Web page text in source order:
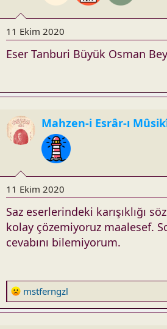
11 Ekim 2020
Eser Tanburi Büyük Osman
Mahzen-i Esrâr-ı
11 Ekim 2020
Saz eserlerindeki karışıklığı
kolay çözemiyoruz maalesef.
cevabını bilemiyorum.
R
e
a
mstferngzl